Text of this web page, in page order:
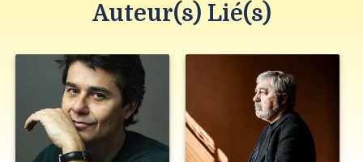
Auteur(s) Lié(s)